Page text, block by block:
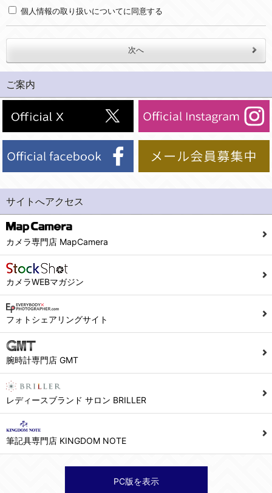
・お問合せへの対応のため
(2)法令等により開示を求められた場合。
(5)業務を円滑に進めるために、外部業者に個人データの一部又は全部の処理を委託する場合（ただし、委託する場合は委託した個人データの安全管理が図られるように、委託先に対する必要かつ適切な監督を行ないます）。
当社への個人情報の提供はお客様の任意ですが、必要な個人情報をご提供いただけない場合、当社のサービス等が利用できない場合がありますのでご了承下さい。
５．ご本人が容易に知覚できない方法による個人情報の取得
６．個人情報に関するお問合せ対応
(1)当社は、当社の保有する個人データに関し、ご本人から利用目的の通知，開示，内容の訂正，追加又は削除，利用の停止，消去及び第三者への提供の停止の請求などがあれば、ご本人の確認をさせていただいた上で、速やかに対応します。また当社の個人情報の取り扱いに関するご質問、ご相談にも対応いたします。尚、シュッピン会員のお客様は、当社が保有する個人データの削除を要求する権利があります。
(2)当社の個人情報に関するお問合せは、以下の窓口で承ります。お問合せの内容により必要な書類提出や質問へのご回答をお願いすることがあります。
シュッピン株式会社 個人情報相談窓口
Mail：privacy@syuppin.com (受付)
個人情報の取り扱いについてに同意する
ご案内
サイトへアクセス
カメラ専門店 MapCamera
カメラWEBマガジン
フォトシェアリングサイト
腕時計専門店 GMT
レディースブランド サロン BRILLER
筆記具専門店 KINGDOM NOTE
PC版を表示